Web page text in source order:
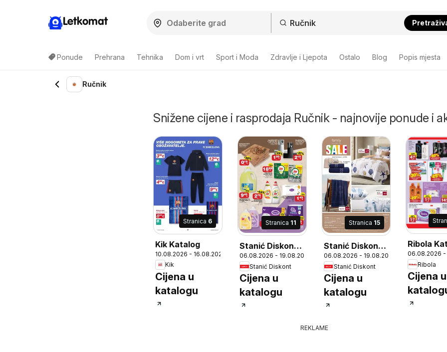
Letkomat
Ponude Prehrana Tehnika Dom i vrt Sport i Moda Zdravlje i Ljepota Ostalo Blog Popis mjesta
Ručnik
Snižene cijene i rasprodaja Ručnik - najnovije ponude i
Stranica 6
Kik Katalog
10.08.2026 - 16.08.2026
Kik
Cijena u
katalogu
Stranica 11
Stanić Diskont
Katalog
06.08.2026 - 19.08.2026
Stanić Diskont
Cijena u
katalogu
Stranica 15
Stanić Diskont
Katalog
06.08.2026 - 19.08.2026
Stanić Diskont
Cijena u
katalogu
Ribola
06.08.2026 -
Ribola
Cijena u
REKLAME